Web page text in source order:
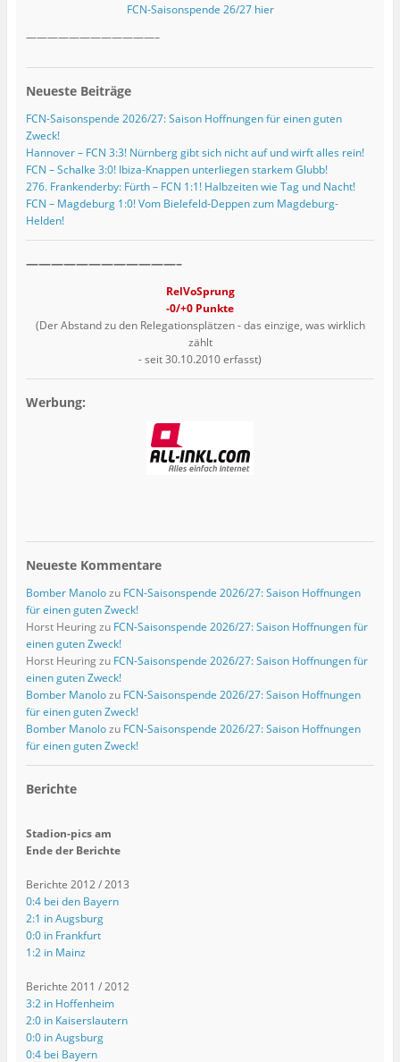
FCN-Saisonspende 26/27 hier
————————————–
Neueste Beiträge
FCN-Saisonspende 2026/27: Saison Hoffnungen für einen guten
Zweck!
Hannover – FCN 3:3! Nürnberg gibt sich nicht auf und wirft alles rein!
FCN – Schalke 3:0! Ibiza-Knappen unterliegen starkem Glubb!
276. Frankenderby: Fürth – FCN 1:1! Halbzeiten wie Tag und Nacht!
FCN – Magdeburg 1:0! Vom Bielefeld-Deppen zum Magdeburg-
Helden!
————————————–
RelVoSprung
-0/+0 Punkte
(Der Abstand zu den Relegationsplätzen - das einzige, was wirklich
zählt
- seit 30.10.2010 erfasst)
Werbung:
Neueste Kommentare
Bomber Manolozu FCN-Saisonspende 2026/27: Saison Hoffnungen
für einen guten Zweck!
Horst Heuring zu FCN-Saisonspende 2026/27: Saison Hoffnungen für
einen guten Zweck!
Horst Heuring zu FCN-Saisonspende 2026/27: Saison Hoffnungen für
einen guten Zweck!
Bomber Manolozu FCN-Saisonspende 2026/27: Saison Hoffnungen
für einen guten Zweck!
Bomber Manolozu FCN-Saisonspende 2026/27: Saison Hoffnungen
für einen guten Zweck!
Berichte
Stadion-pics am
Ende der Berichte
Berichte 2012 / 2013
0:4 bei den Bayern
2:1 in Augsburg
0:0 in Frankfurt
1:2 in Mainz
Berichte 2011 / 2012
3:2 in Hoffenheim
2:0 in Kaiserslautern
0:0 in Augsburg
0:4 bei Bayern